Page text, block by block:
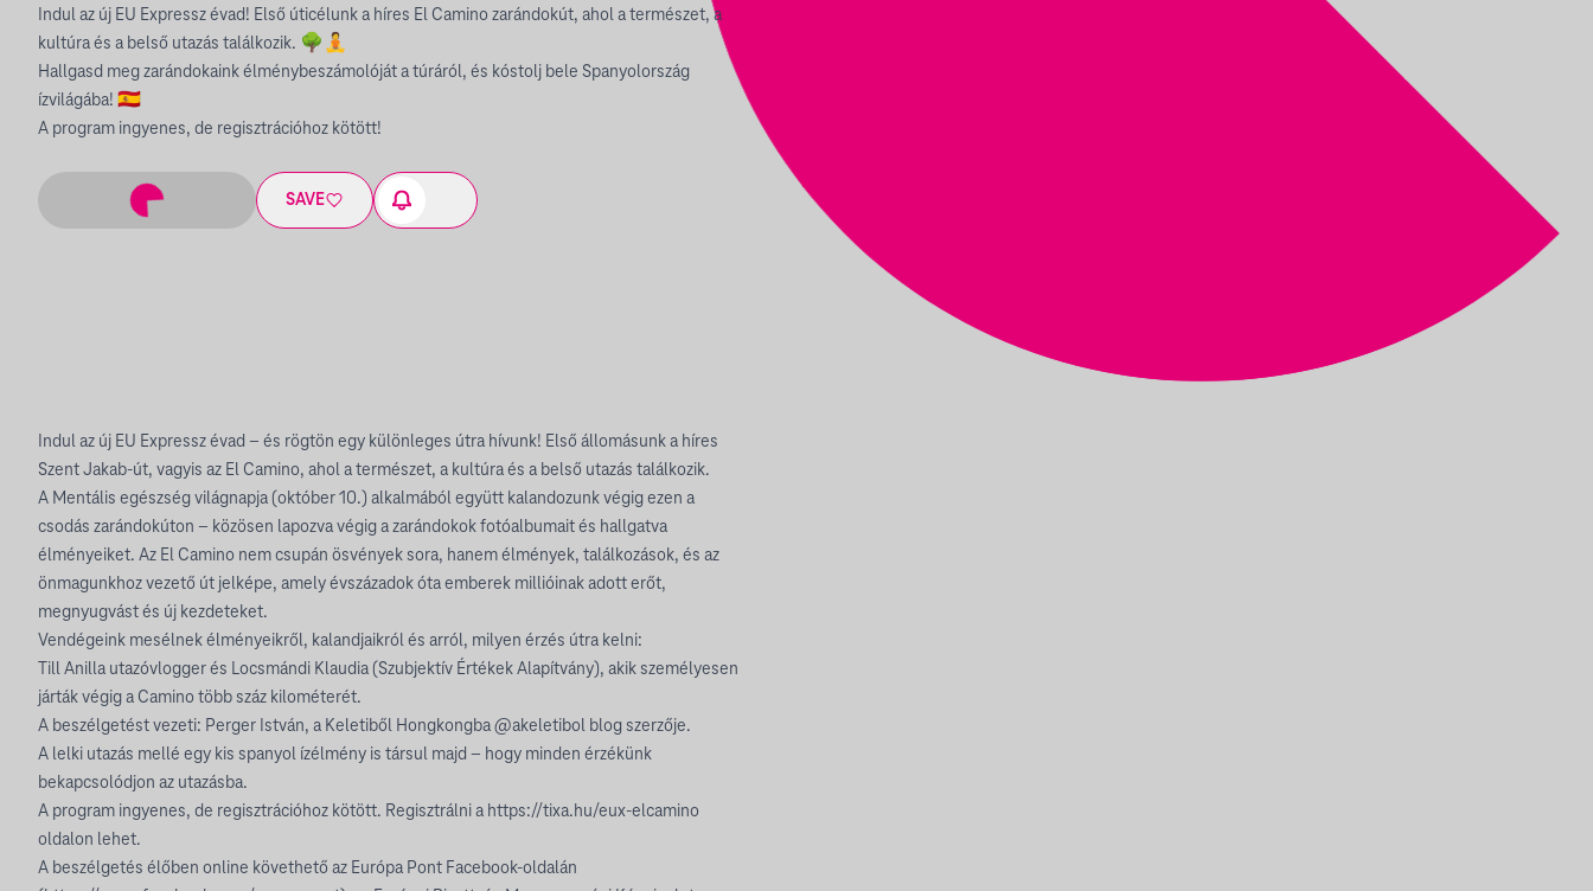
Indul az új EU Expressz évad! Első úticélunk a híres El Camino zarándokút, ahol a természet, a
kultúra és a belső utazás találkozik. 🌳🧘
Hallgasd meg zarándokaink élménybeszámolóját a túráról, és kóstolj bele Spanyolország
ízvilágába! 🇪🇸
A program ingyenes, de regisztrációhoz kötött!
SAVE
Indul az új EU Expressz évad – és rögtön egy különleges útra hívunk! Első állomásunk a híres
Szent Jakab-út, vagyis az El Camino, ahol a természet, a kultúra és a belső utazás találkozik.
A Mentális egészség világnapja (október 10.) alkalmából együtt kalandozunk végig ezen a
csodás zarándokúton – közösen lapozva végig a zarándokok fotóalbumait és hallgatva
élményeiket. Az El Camino nem csupán ösvények sora, hanem élmények, találkozások, és az
önmagunkhoz vezető út jelképe, amely évszázadok óta emberek millióinak adott erőt,
megnyugvást és új kezdeteket.
Vendégeink mesélnek élményeikről, kalandjaikról és arról, milyen érzés útra kelni:
Till Anilla utazóvlogger és Locsmándi Klaudia (Szubjektív Értékek Alapítvány), akik személyesen
járták végig a Camino több száz kilométerét.
A beszélgetést vezeti: Perger István, a Keletiből Hongkongba @akeletibol blog szerzője.
A lelki utazás mellé egy kis spanyol ízélmény is társul majd – hogy minden érzékünk
bekapcsolódjon az utazásba.
A program ingyenes, de regisztrációhoz kötött. Regisztrálni a https://tixa.hu/eux-elcamino
oldalon lehet.
A beszélgetés élőben online követhető az Európa Pont Facebook-oldalán